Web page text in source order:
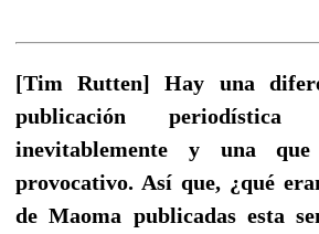
[Tim Rutten] Hay una
publicación
inevitablemente y una que
provocativo. Así que, ¿qué
de Maoma publicadas esta